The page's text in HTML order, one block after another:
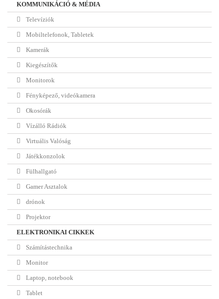
KOMMUNIKÁCIÓ & MÉDIA
Televíziók
Mobiltelefonok, Tabletek
Kamerák
Kiegészítők
Monitorok
Fényképező, videókamera
Okosórák
Vízálló Rádiók
Virtuális Valóság
Játékkonzolok
Fülhallgató
Gamer Asztalok
drónok
Projektor
ELEKTRONIKAI CIKKEK
Számítástechnika
Monitor
Laptop, notebook
Tablet